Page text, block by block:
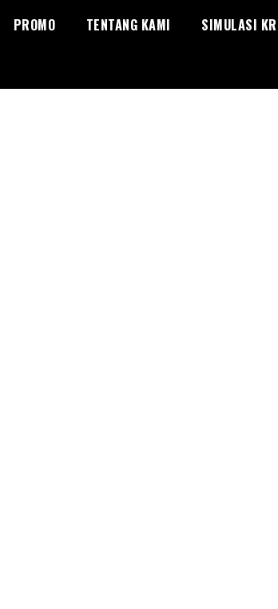
PROMO TENTANG KAMI SIMULASI